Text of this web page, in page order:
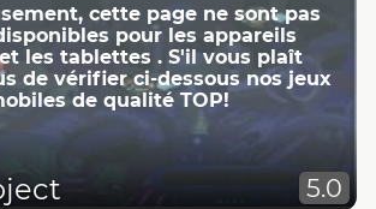
cette page ne ​​sont pas
pour les appareils
les tablettes . S'il vous plaît
de vérifier ci-dessous nos jeux
de qualité TOP!
5.0